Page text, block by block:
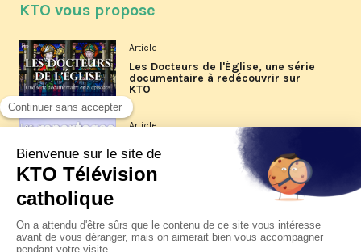
KTO vous propose
Article
Les Docteurs de l'Église, une série
documentaire à redécouvrir sur
KTO
Article
Les reportages d'été 2026 de KTO
La visite pastorale du pape Léon
XIV à Assise à suivre sur KTO le
jeudi 6 août